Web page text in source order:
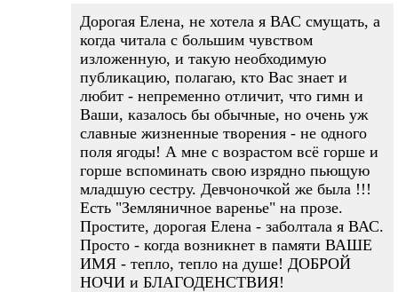
Дорогая Елена, не хотела я ВАС смущать, а
когда читала с большим чувством
изложенную, и такую необходимую
публикацию, полагаю, кто Вас знает и
любит - непременно отличит, что гимн и
Ваши, казалось бы обычные, но очень уж
славные жизненные творения - не одного
поля ягоды! А мне с возрастом всё горше и
горше вспоминать свою изрядно пьющую
младшую сестру. Девчоночкой же была !!!
Есть "Земляничное варенье" на прозе.
Простите, дорогая Елена - заболтала я ВАС.
Просто - когда возникнет в памяти ВАШЕ
ИМЯ - тепло, тепло на душе! ДОБРОЙ
НОЧИ и БЛАГОДЕНСТВИЯ!